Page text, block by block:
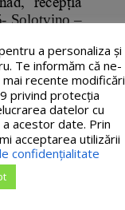
a personaliza și
Te informăm că ne-
recente modificări
privind protecția
datelor cu
acestor date. Prin
acceptarea utilizării
confidențialitate